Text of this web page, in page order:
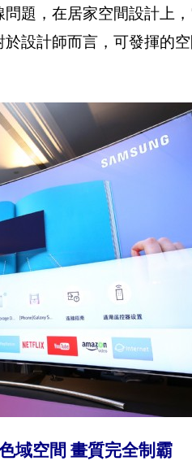
題，在居家空間設計上
設計師而言，可發揮的
域空間 畫質完全制霸